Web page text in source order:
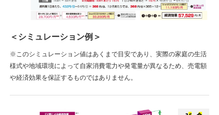
＜シミュレーション例＞
※このシミュレーション値はあくまで目安であり、実際の家庭の生活
様式や地域環境によって自家消費電力や発電量が異なるため、売電額
や経済効果を保証するものではありません。